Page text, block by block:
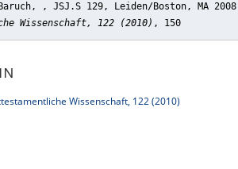
, JSJ.S 129, Leiden/Boston, MA
Wissenschaft, 122 (2010) , 150
Wissenschaft, 122 (2010)